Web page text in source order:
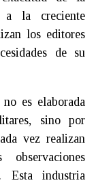
a la creciente
los editores
de su
es elaborada
sino por
vez realizan
Esta industria